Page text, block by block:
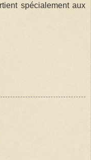
spécialement aux